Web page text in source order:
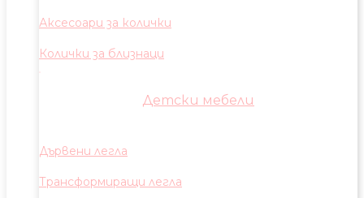
Аксесоари за колички
Колички за близнаци
Детски мебели
Дървени легла
Трансформиращи легла